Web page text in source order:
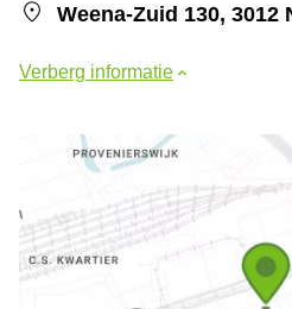
Weena-Zuid 130, 3012
Verberg informatie